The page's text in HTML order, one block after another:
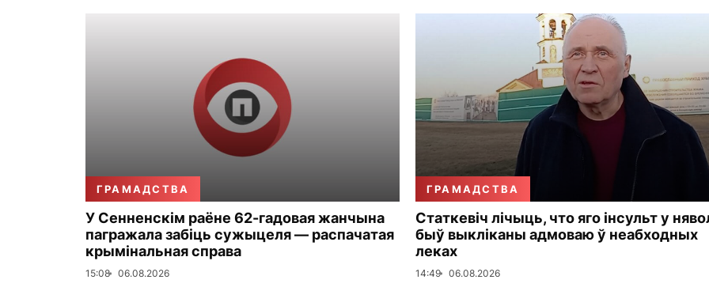
ГРАМАДСТВА
У Сенненскім раёне 62-гадовая жанчына
пагражала забіць сужыцеля — распачатая
крымінальная справа
15:08 06.08.2026
ГРАМАДСТВА
Статкевіч лічыць, что яго інсульт у
быў выкліканы адмоваю ў неабходных
леках
14:49 06.08.2026